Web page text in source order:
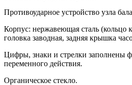
Противоударное устройство узла
Корпус: нержавеющая сталь (кольцо
головка заводная, задняя крышка
Цифры, знаки и стрелки заполнены
переменного действия.
Органическое стекло.